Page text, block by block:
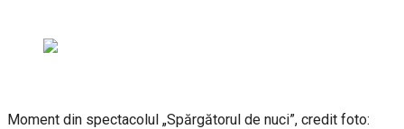
Moment din spectacolul „Spărgătorul de nuci”, credit foto: